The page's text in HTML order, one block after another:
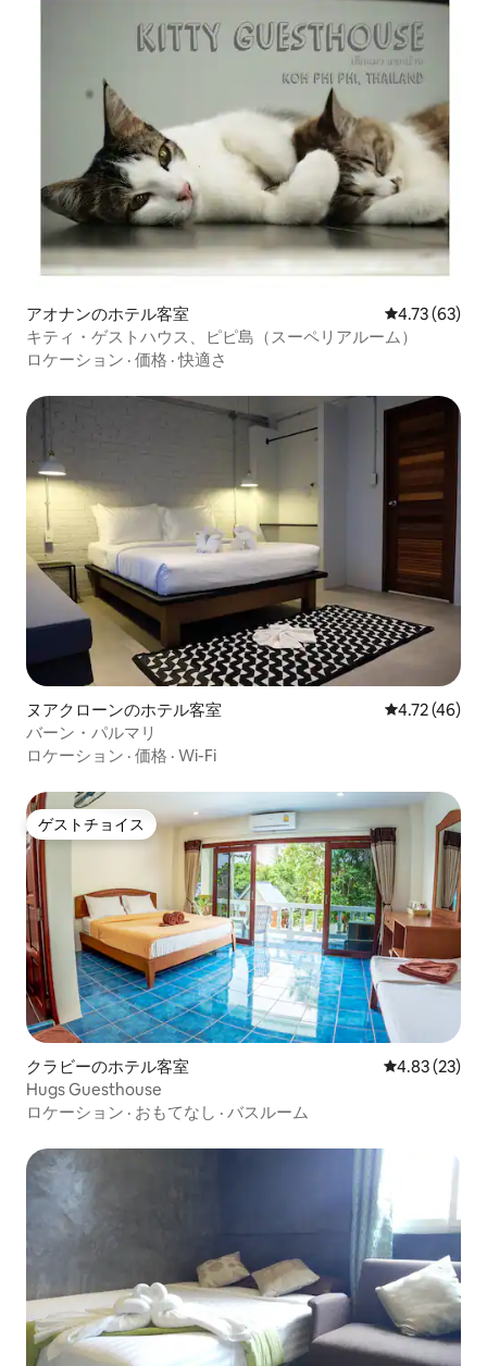
アオナンのホテル客室 レビュー63
4.73 (63)
キティ・ゲストハウス、ピピ島（スーペリアルーム）
ロケーション · 価格 ·快適さ
ヌアクローンのホテル客室 レビュー46
4.72 (46)
バーン・パルマリ
ロケーション · 価格 · Wi-Fi
ゲストチョイス
ゲストチョイス
クラビーのホテル客室 レビュー23
4.83 (23)
Hugs Guesthouse
ロケーション · おもてなし · バスルーム